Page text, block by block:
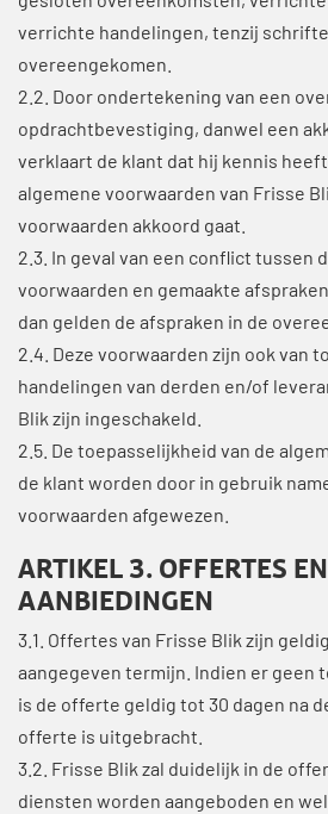
verrichte handelingen, tenzij
overeengekomen.
2.2. Door ondertekening van een
opdrachtbevestiging, danwel een
verklaart de klant dat hij kennis
algemene voorwaarden van Frisse
voorwaarden akkoord gaat.
2.3. In geval van een conflict tussen
voorwaarden en gemaakte
dan gelden de afspraken in de
2.4. Deze voorwaarden zijn ook van
handelingen van derden en/of
Blik zijn ingeschakeld.
2.5. De toepasselijkheid van de
de klant worden door in gebruik
voorwaarden afgewezen.
ARTIKEL 3. OFFERTES EN
AANBIEDINGEN
3.1. Offertes van Frisse Blik zijn
aangegeven termijn. Indien er geen
is de offerte geldig tot 30 dagen na
offerte is uitgebracht.
3.2. Frisse Blik zal duidelijk in de
diensten worden aangeboden en